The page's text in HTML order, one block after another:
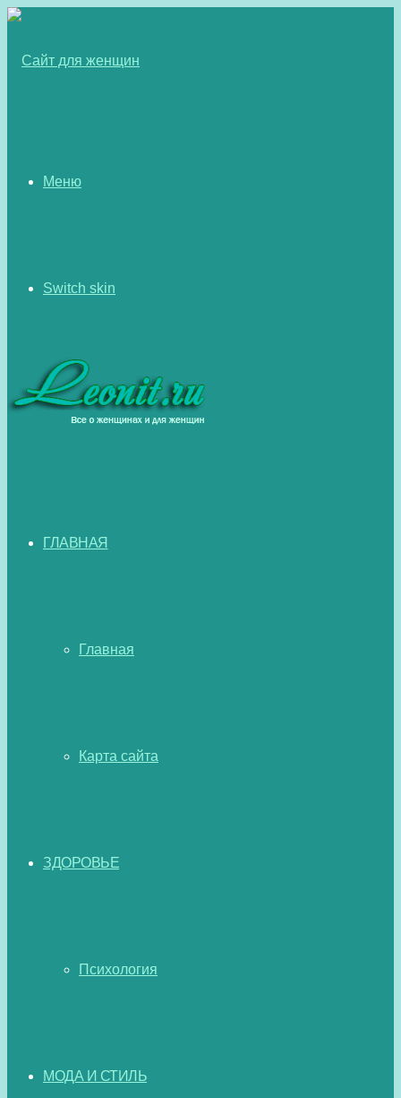
Меню
Switch skin
ГЛАВНАЯ
Главная
Карта сайта
ЗДОРОВЬЕ
Психология
МОДА И СТИЛЬ